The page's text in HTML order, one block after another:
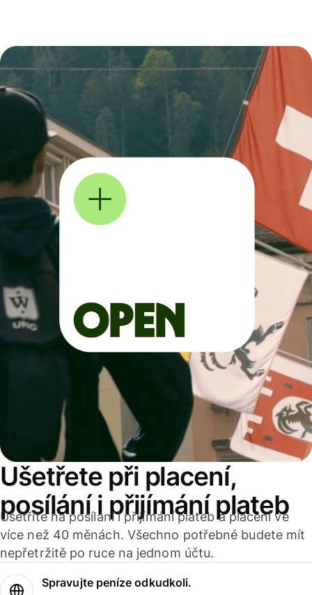
Ušetřete při placení,
posílání i přijímání plateb
Ušetříte na posílání i přijímání plateb a placení ve
více než 40 měnách. Všechno potřebné budete mít
nepřetržitě po ruce na jednom účtu.
Spravujte peníze odkudkoli.